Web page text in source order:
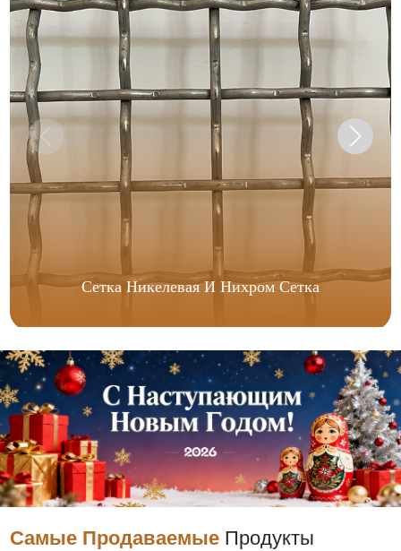
Сетка Никелевая И Нихром Сетка
Самые Продаваемые Продукты